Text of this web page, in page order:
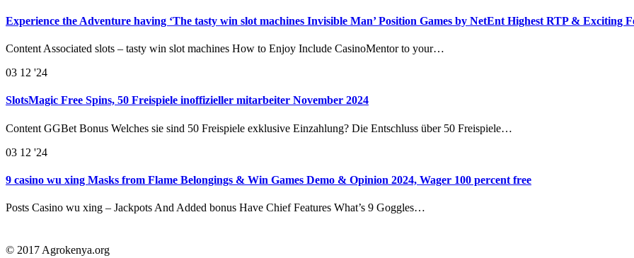
Experience the Adventure having ‘The tasty win slot machines Invisible Man’ Position Games by NetEnt Highest RTP & Exciting
Content Associated slots – tasty win slot machines How to Enjoy Include CasinoMentor to your…
03 12 '24
SlotsMagic Free Spins, 50 Freispiele inoffizieller mitarbeiter November 2024
Content GGBet Bonus Welches sie sind 50 Freispiele exklusive Einzahlung? Die Entschluss über 50 Freispiele…
03 12 '24
9 casino wu xing Masks from Flame Belongings & Win Games Demo & Opinion 2024, Wager 100 percent free
Posts Casino wu xing – Jackpots And Added bonus Have Chief Features What’s 9 Goggles…
© 2017 Agrokenya.org